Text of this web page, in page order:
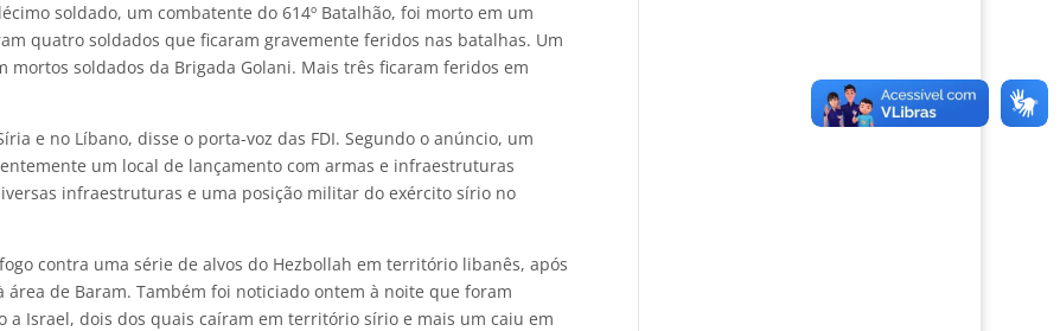
soldado, um combatente do 614º Batalhão, foi morto em um
quatro soldados que ficaram gravemente feridos nas batalhas. Um
soldados da Brigada Golani. Mais três ficaram feridos em
e no Líbano, disse o porta-voz das FDI. Segundo o anúncio, um
um local de lançamento com armas e infraestruturas
infraestruturas e uma posição militar do exército sírio no
contra uma série de alvos do Hezbollah em território libanês, após
de Baram. Também foi noticiado ontem à noite que foram
a Israel, dois dos quais caíram em território sírio e mais um caiu em